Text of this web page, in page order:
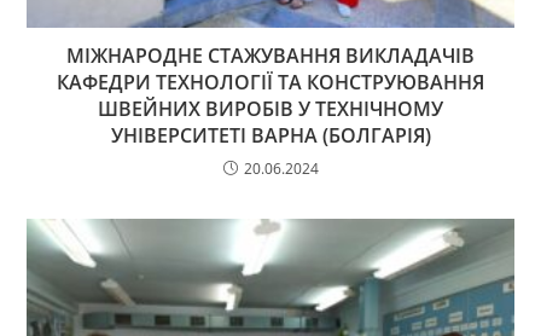
МІЖНАРОДНЕ СТАЖУВАННЯ ВИКЛАДАЧІВ
КАФЕДРИ ТЕХНОЛОГІЇ ТА КОНСТРУЮВАННЯ
ШВЕЙНИХ ВИРОБІВ У ТЕХНІЧНОМУ
УНІВЕРСИТЕТІ ВАРНА (БОЛГАРІЯ)
20.06.2024